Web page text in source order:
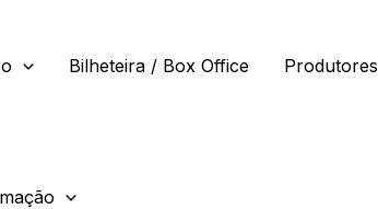
Bilheteira / Box Office Produtores